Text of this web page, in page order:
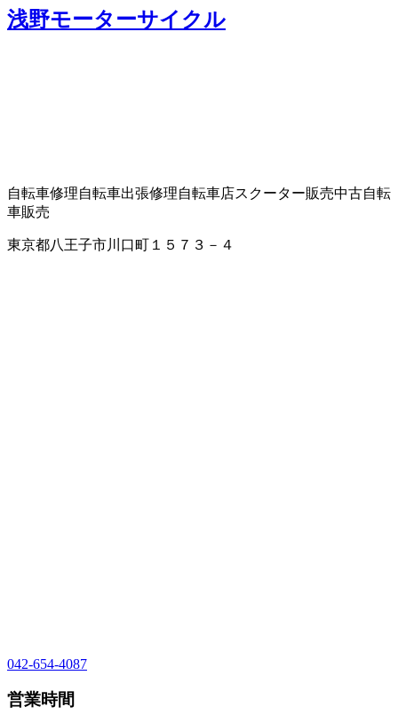
浅野モーターサイクル
自転車修理自転車出張修理自転車店スクーター販売中古自転
車販売
東京都八王子市川口町１５７３－４
042-654-4087
営業時間